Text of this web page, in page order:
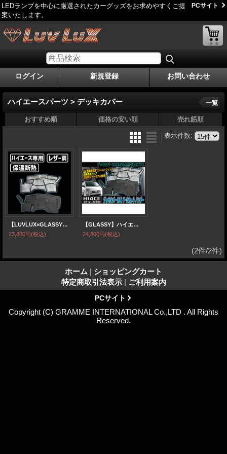
LEDランプを中心に厳選されたカーグッズをお求めやすくご提
案いたします。
PCサイト
ログイン 新規登録 お問い合わせ
ハイエースパーツ > デッキカバー 一覧
おすすめ順 価格の安い順 売れ筋順
表示件数:
【LUVLUX×GLASSY】ハイエース200系標準 1〜4型 分割式デッキカバーPLUS レザー フロント/リアセット
23,800円(税込)
【GLASSY】ハイエース200系標準 1〜4型/F・RデッキカバーPLUS/レザー
24,800円(税込)
(2件/2件)
ホーム | ショッピングカート
特定商取引法表示 | ご利用案内
PCサイト
Copyright (C) GRAMME INTERNATIONAL Co.,LTD . All Rights
Reserved.